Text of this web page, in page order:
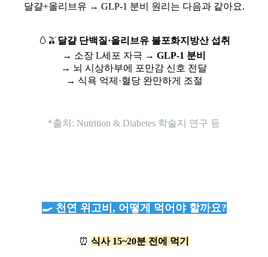
달걀+올리브유 → GLP-1 분비 원리는 다음과 같아요.
🥚🫒달걀 단백질·올리브유 불포화지방산 섭취
→ 소장 L세포 자극 → GLP-1 분비
→ 뇌 시상하부에 포만감 신호 전달
→ 식욕 억제·혈당 완만하게 조절
*출처: Nutrition & Diabetes 학술지 연구 등
🍳 천연 위고비, 어떻게 먹어야 할까요?
⏰ 식사 15~20분 전에 먹기